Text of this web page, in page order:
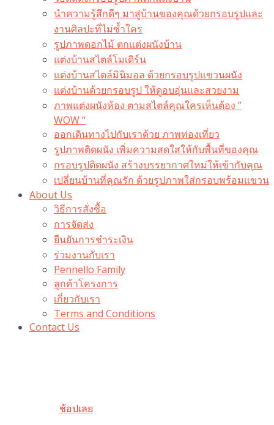
นำความรู้สึกดีๆ มาสู่บ้านของคุณด้วยกรอบรูปและ
งานศิลปะที่ไม่ซ้ำใคร
รูปภาพดอกไม้ ตกแต่งผนังบ้าน
แต่งบ้านสไตล์โมเดิร์น
แต่งบ้านสไตล์มินิมอล ด้วยกรอบรูปแขวนผนัง
แต่งบ้านด้วยกรอบรูป ให้ดูอบอุ่นและสวยงาม
ภาพแต่งผนังห้อง ตามสไตล์คุณใครเห็นต้อง ”
WOW “
ออกเดินทางไปกับเราด้วย ภาพท่องเที่ยว
รูปภาพติดผนัง เพิ่มความสดใสให้กับพื้นที่ของคุณ
กรอบรูปติดผนัง สร้างบรรยากาศใหม่ให้เข้ากับคุณ
เปลี่ยนบ้านที่คุณรัก ด้วยรูปภาพใส่กรอบพร้อมแขวน​
About Us
วิธีการสั่งซื้อ
การจัดส่ง
ยืนยันการชำระเงิน
ร่วมงานกับเรา
Pennello Family
ลูกค้าโครงการ
เกี่ยวกับเรา
Terms and Conditions
Contact Us
ช้อปเลย